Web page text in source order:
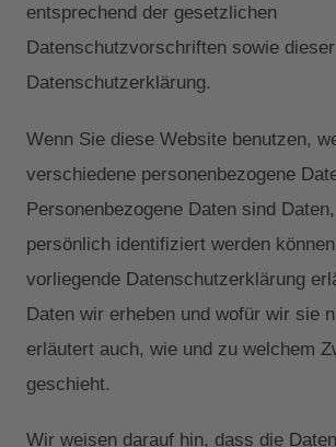
entsprechend der gesetzlichen
Datenschutzvorschriften sowie dieser
Datenschutzerklärung.
Wenn Sie diese Website benutzen,
verschiedene personenbezogene
Personenbezogene Daten sind
persönlich identifiziert werden
vorliegende Datenschutzerklärung
Daten wir erheben und wofür wir sie
erläutert auch, wie und zu welchem
geschieht.
Wir weisen darauf hin, dass die